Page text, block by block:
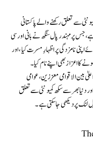
سے تعلق رکھنے والے پاکستانی
میں شامل کیا ہے،جس پرمہندر پال سنگھ نے بانی اور سی
اپنی نامزدگی پر اظہارِ مسرت کیا،اور
کا اعزاز بھی اپنے نام کیا ۔
میں بہت سے اعلیٰ بین الاقوامی معززین، عوامی
دنیا بھر سے سکھ کمیونٹی سے تعلق
لنک پر دیکھی جا سکتی ہے۔